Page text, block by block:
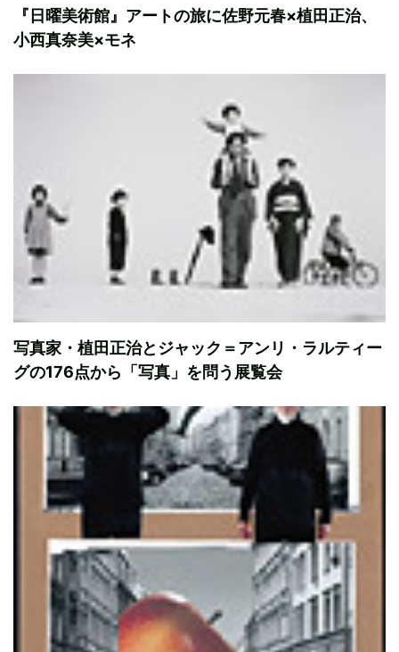
『日曜美術館』アートの旅に佐野元春×植田正治、
小西真奈美×モネ
写真家・植田正治とジャック＝アンリ・ラルティー
グの176点から「写真」を問う展覧会